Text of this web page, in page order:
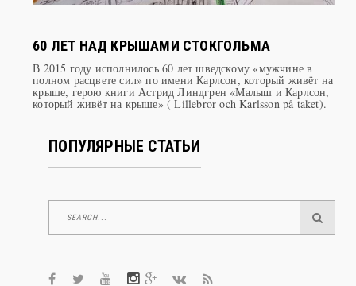
60 ЛЕТ НАД КРЫШАМИ СТОКГОЛЬМА
В 2015 году исполнилось 60 лет шведскому «мужчине в
полном расцвете сил» по имени Карлсон, который живёт на
крыше, герою книги Астрид Линдгрен «Малыш и Карлсон,
ПОПУЛЯРНЫЕ СТАТЬИ